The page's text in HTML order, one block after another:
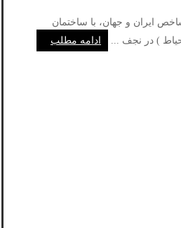
ایران و جهان، با ساختمان
حیاط ) در نجف ...
ادامه مطلب